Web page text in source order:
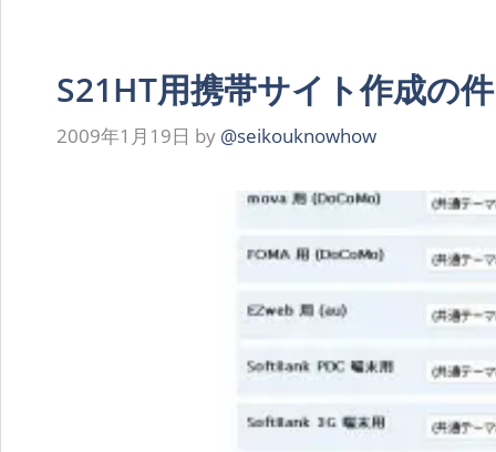
S21HT用携帯サイト作成の件
2009年1月19日 by @seikouknowhow